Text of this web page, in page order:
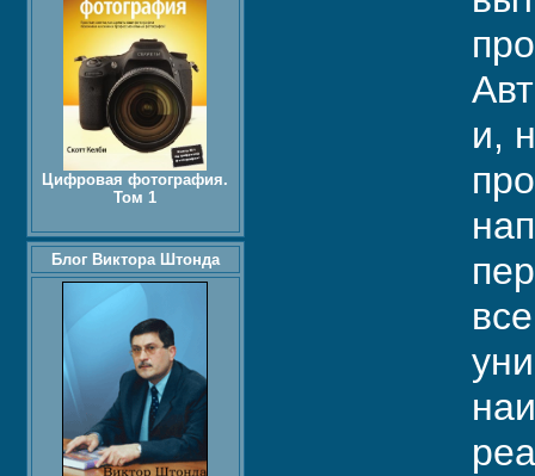
и,
Цифровая фотография.
Том 1
Блог Виктора Штонда